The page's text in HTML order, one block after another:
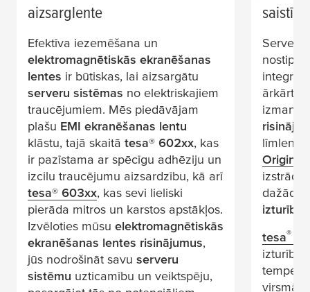
aizsarglente
Efektīva iezemēšana un
elektromagnētiskās ekranēšanas
lentes ir būtiskas, lai aizsargātu
serveru sistēmas no elektriskajiem
traucējumiem. Mēs piedāvājam
plašu EMI ekranēšanas lentu
klāstu, tajā skaitā tesa® 602xx, kas
ir pazīstama ar spēcīgu adhēziju un
izcilu traucējumu aizsardzību, kā arī
tesa® 603xx, kas sevi lieliski
pierāda mitros un karstos apstākļos.
Izvēloties mūsu elektromagnētiskās
ekranēšanas lentes risinājumus,
jūs nodrošināt savu serveru
sistēmu uzticamību un veiktspēju,
Serveru
ārkārtīgi
Original
izturību
tesa®
izturību